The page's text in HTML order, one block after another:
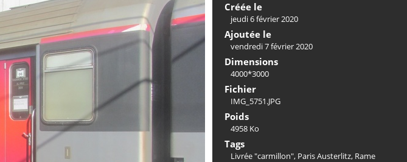
Créée le
jeudi 6 février 2020
Ajoutée le
vendredi 7 février 2020
Dimensions
4000*3000
Fichier
IMG_5751.JPG
Poids
4958 Ko
Tags
Livrée "carmillon", Paris Austerlitz, Rame